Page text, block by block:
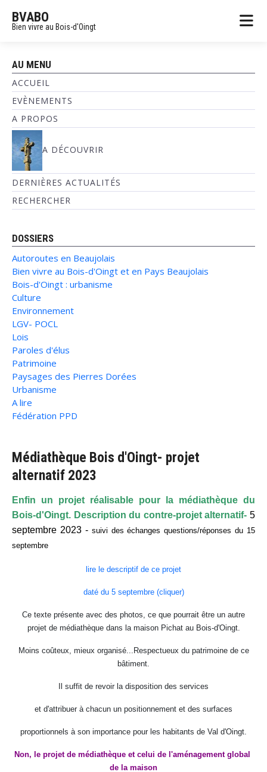
BVABO
Bien vivre au Bois-d'Oingt
AU MENU
ACCUEIL
EVÈNEMENTS
A PROPOS
A DÉCOUVRIR
DERNIÈRES ACTUALITÉS
RECHERCHER
DOSSIERS
Autoroutes en Beaujolais
Bien vivre au Bois-d'Oingt et en Pays Beaujolais
Bois-d'Oingt : urbanisme
Culture
Environnement
LGV- POCL
Lois
Paroles d'élus
Patrimoine
Paysages des Pierres Dorées
Urbanisme
A lire
Fédération PPD
Médiathèque Bois d'Oingt- projet
alternatif 2023
Enfin un projet réalisable pour la médiathèque du
Bois-d'Oingt. Description du contre-projet alternatif- 5
septembre 2023 - suivi des échanges questions/réponses du 15
septembre
lire le descriptif de ce projet
daté du 5 septembre (cliquer)
Ce texte présente avec des photos, ce que pourrait être un autre
projet de médiathèque dans la maison Pichat au Bois-d'Oingt.
Moins coûteux, mieux organisé...Respectueux du patrimoine de ce
bâtiment.
Il suffit de revoir la disposition des services
et d'attribuer à chacun un positionnement et des surfaces
proportionnels à son importance pour les habitants de Val d'Oingt.
Non, le projet de médiathèque et celui de l'aménagement global
de la maison